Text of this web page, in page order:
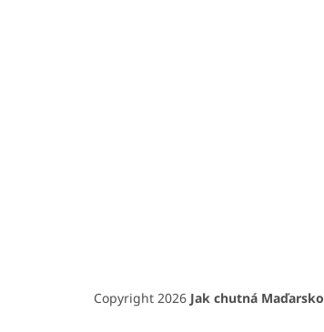
Copyright 2026 Jak chutná Maďarsko